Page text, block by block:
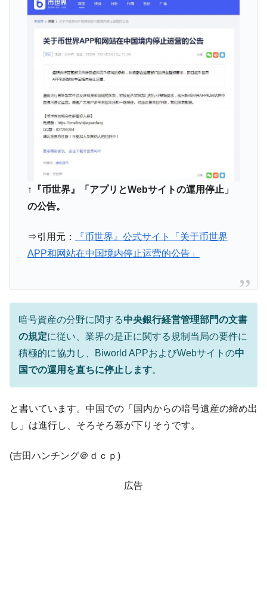
『Money1』
韓国大統領府ボンクラ政策室長が告発され
た ⇒ 国家が行った恐るべき株価操作であり、空前の国政壟
『Money1』
韓国･警察職員が「丸刈りになって抗議活
国の過剰生産が世界を蝕む。
『Money1』
韓国製造業「半導体絶好調」のウラで他業
種は全般的「不調」⇒ PSIが示す現況は決して良くない。
『Money1』
【米韓激突案件】韓国消費者院が『クーパ
ン』1人当たり賠償10万ウォンを認定 ⇒ 総額3兆7,000億
『Money1』 韓国で猛暑。南東部では干ばつ
『Money1』
『Money1』
【対日本円】ウォン安が急進！ 日米の協調
に韓国がいっちょがみしたのでは。
は韓国で『BYD』車は売れている。6カ月で対前年同期比
『Money1』
在韓米国大使スティールが着韓！⇒ さっそ
く空港に詰めかけ「出て行け！」「極右勢力」のプラカー
ドを掲げる「在韓反米勢力」
ータセンター整備」⇒ だから無理だってば。
ほぼ終わった」
『Money1』
韓国『国民年金公団』株価暴落で200兆蒸
『Money1』
韓国政府「ニセＫ-ブランドを通報しようキ
韓国「橋が落ちました」⇒ 耐久性「なさす
↑『币世界』「アプリとWebサイトの運用停止」
の公告。
⇒引用元：
『币世界』公式サイト「关于币世界
APP和网站在中国境内停止运营的公告」
暗号資産の分野に関する中央銀行経営管理部門の文書
の規定に従い、業界の是正に関する規制当局の要件に
積極的に協力し、Biworld APPおよびWebサイトの中
国での運用を直ちに停止します。
と書いています。中国での「国内からの暗号遺産の締め出
し」は進行し、そろそろ幕が下りそうです。
(吉田ハンチング＠ｄｃｐ)
広告